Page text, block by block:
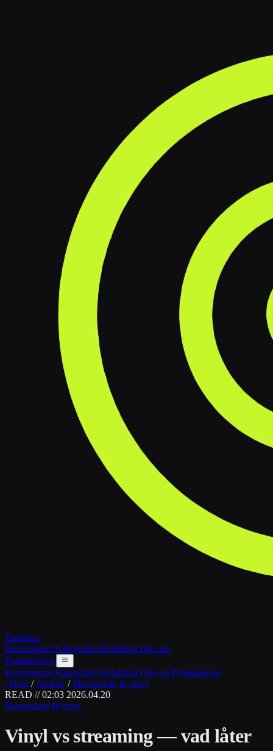
Technics
RecensionerKategorierRedaktion Om oss
Prenumerera
RecensionerKategorierRedaktion Om oss Prenumerera
/ Hem / Artiklar / Skivspelare & vinyl
READ // 02:03 2026.04.20
Skivspelare & vinyl
Vinyl vs streaming — vad låter